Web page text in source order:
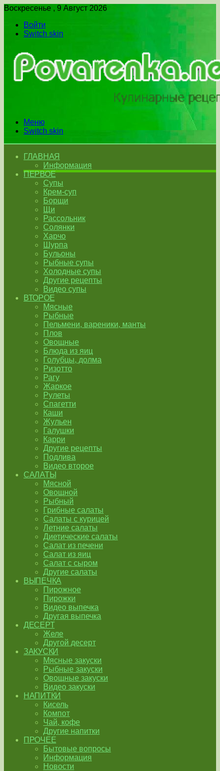
Воскресенье , 9 Август 2026
Войти
Switch skin
Меню
Switch skin
ГЛАВНАЯ
Информация
ПЕРВОЕ
Супы
Крем-суп
Борщи
Щи
Рассольник
Солянки
Харчо
Шурпа
Бульоны
Рыбные супы
Холодные супы
Другие рецепты
Видео супы
ВТОРОЕ
Мясные
Рыбные
Пельмени, вареники, манты
Плов
Овощные
Блюда из яиц
Голубцы, долма
Ризотто
Рагу
Жаркое
Рулеты
Спагетти
Каши
Жульен
Галушки
Карри
Другие рецепты
Подлива
Видео второе
САЛАТЫ
Мясной
Овощной
Рыбный
Грибные салаты
Салаты с курицей
Летние салаты
Диетические салаты
Салат из печени
Салат из яиц
Салат с сыром
Другие салаты
ВЫПЕЧКА
Пирожное
Пирожки
Видео выпечка
Другая выпечка
ДЕСЕРТ
Желе
Другой десерт
ЗАКУСКИ
Мясные закуски
Рыбные закуски
Овощные закуски
Видео закуски
НАПИТКИ
Кисель
Компот
Чай, кофе
Другие напитки
ПРОЧЕЕ
Бытовые вопросы
Информация
Новости